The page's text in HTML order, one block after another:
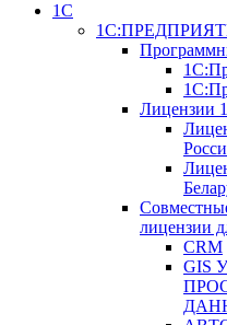
1С
Лицензии
лицензии
CRM
GIS